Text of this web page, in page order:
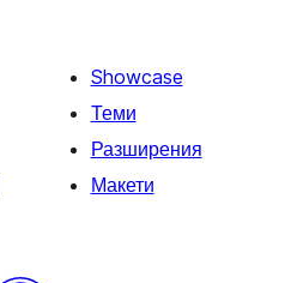
Showcase
Теми
Разширения
Макети